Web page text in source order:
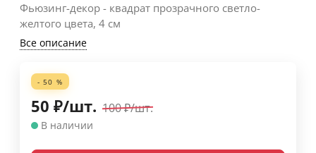
Фьюзинг-декор - квадрат прозрачного светло-
желтого цвета, 4 см
Все описание
- 50 %
50 ₽/шт. 100₽/шт.
В наличии